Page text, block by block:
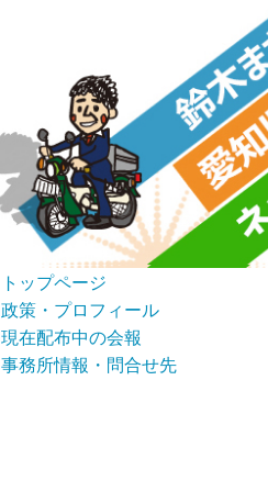
トップページ
政策・プロフィール
現在配布中の会報
事務所情報・問合せ先